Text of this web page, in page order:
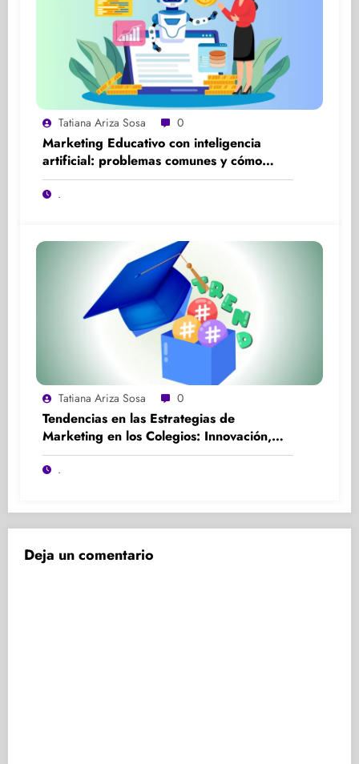
Tatiana Ariza Sosa 0
Marketing Educativo con inteligencia
artificial: problemas comunes y cómo
solucionarlos
.
Tatiana Ariza Sosa 0
Tendencias en las Estrategias de
Marketing en los Colegios: Innovación,
Participación y Experiencia
.
Deja un comentario